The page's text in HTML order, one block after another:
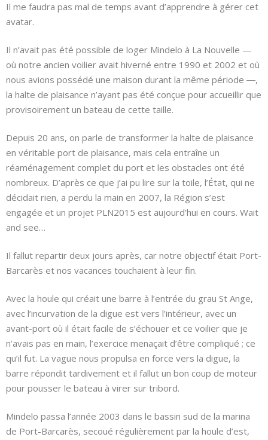
Il me faudra pas mal de temps avant d’apprendre à gérer cet
avatar.
Il n’avait pas été possible de loger Mindelo à La Nouvelle —
où notre ancien voilier avait hiverné entre 1990 et 2002 et où
nous avions possédé une maison durant la même période ―,
la halte de plaisance n’ayant pas été conçue pour accueillir que
provisoirement un bateau de cette taille.
Depuis 20 ans, on parle de transformer la halte de plaisance
en véritable port de plaisance, mais cela entraîne un
réaménagement complet du port et les obstacles ont été
nombreux. D’après ce que j’ai pu lire sur la toile, l’État, qui ne
décidait rien, a perdu la main en 2007, la Région s’est
engagée et un projet PLN2015 est aujourd’hui en cours. Wait
and see…
Il fallut repartir deux jours après, car notre objectif était Port-
Barcarès et nos vacances touchaient à leur fin.
Avec la houle qui créait une barre à l’entrée du grau St Ange,
avec l’incurvation de la digue est vers l’intérieur, avec un
avant-port où il était facile de s’échouer et ce voilier que je
n’avais pas en main, l’exercice menaçait d’être compliqué ; ce
qu’il fut. La vague nous propulsa en force vers la digue, la
barre répondit tardivement et il fallut un bon coup de moteur
pour pousser le bateau à virer sur tribord.
Mindelo passa l’année 2003 dans le bassin sud de la marina
de Port-Barcarès, secoué régulièrement par la houle d’est,